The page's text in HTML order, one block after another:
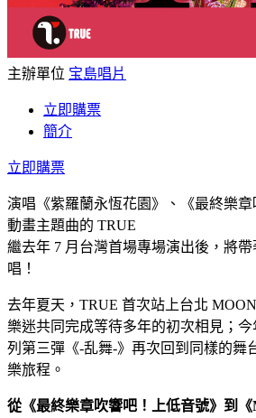
主辦單位 宝島唱片
立即購票
簡介
立即購票
演唱《紫羅蘭永恆花園》、《最終樂
動畫主題曲的 TRUE
繼去年 7 月台灣首場專場演出後，將
唱！
去年夏天，TRUE 首次站上台北
樂迷共同完成等待多年的初次相見；
列第三彈《-乱舞-》再次回到同樣的舞
樂旅程。
從《最終樂章吹響吧！上低音號》到